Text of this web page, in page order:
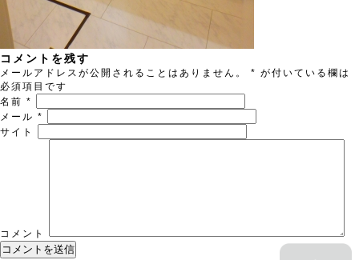
コメントを残す
メールアドレスが公開されることはありません。 * が付いている欄は
必須項目です
名前 *
メール *
サイト
コメント